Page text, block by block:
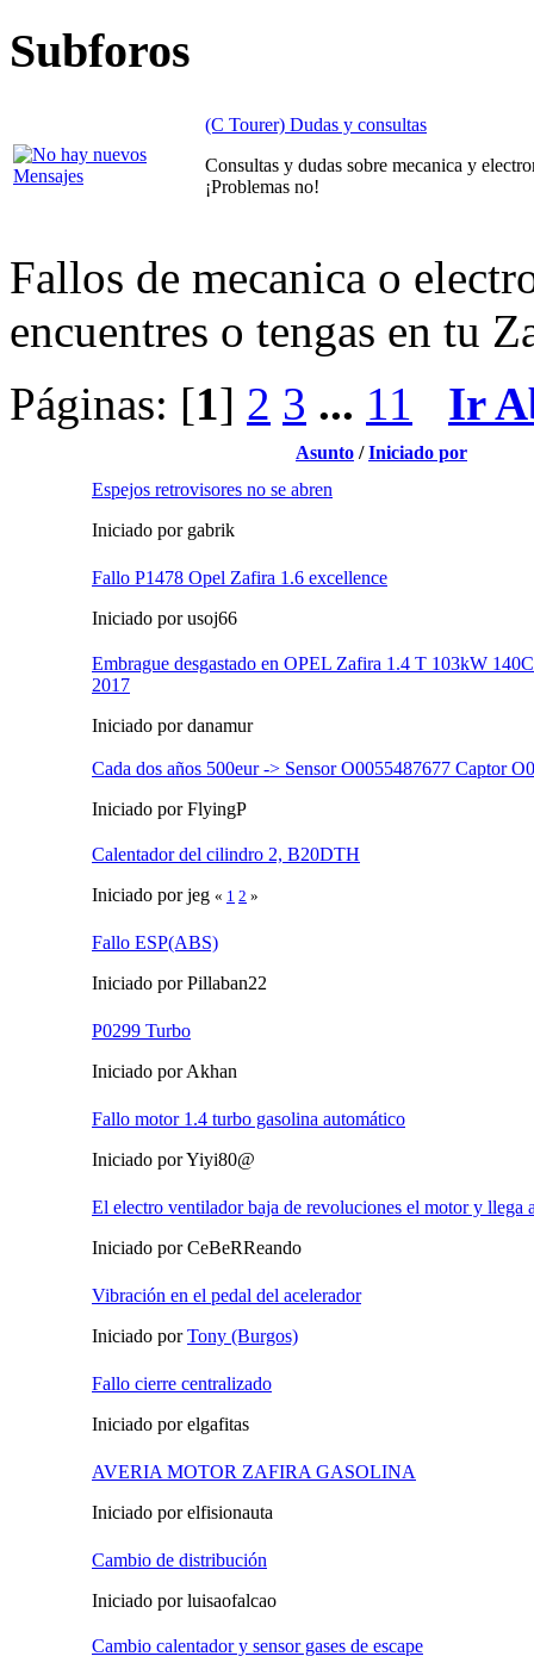
Subforos
(C Tourer) Dudas y consultas
Consultas y dudas sobre mecanica y
¡Problemas no!
Fallos de mecanica o
encuentres o tengas en tu
Páginas: [1] 2 3 ... 11 Ir
Asunto /Iniciado por
Espejos retrovisores no se abren
Iniciado por gabrik
Fallo P1478 Opel Zafira 1.6 excellence
Iniciado por usoj66
Embrague desgastado en OPEL Zafira 1.4 T 103kW
2017
Iniciado por danamur
Cada dos años 500eur -> Sensor O0055487677 Captor
Iniciado por FlyingP
Calentador del cilindro 2, B20DTH
Iniciado por jeg « 1 2 »
Fallo ESP(ABS)
Iniciado por Pillaban22
P0299 Turbo
Iniciado por Akhan
Fallo motor 1.4 turbo gasolina automático
Iniciado por Yiyi80@
El electro ventilador baja de revoluciones el motor y llega
Iniciado por CeBeRReando
Vibración en el pedal del acelerador
Iniciado porTony (Burgos)
Fallo cierre centralizado
Iniciado por elgafitas
AVERIA MOTOR ZAFIRA GASOLINA
Iniciado por elfisionauta
Cambio de distribución
Iniciado por luisaofalcao
Cambio calentador y sensor gases de escape